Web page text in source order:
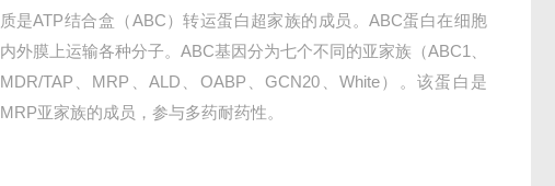
质是ATP结合盒（ABC）转运蛋白超家族的成员。ABC蛋白在细胞
内外膜上运输各种分子。ABC基因分为七个不同的亚家族（ABC1、
MDR/TAP、MRP、ALD、OABP、GCN20、White）。该蛋白是
MRP亚家族的成员，参与多药耐药性。